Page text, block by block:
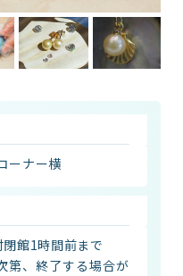
ーナー横
館1時間前まで
第、終了する場合が